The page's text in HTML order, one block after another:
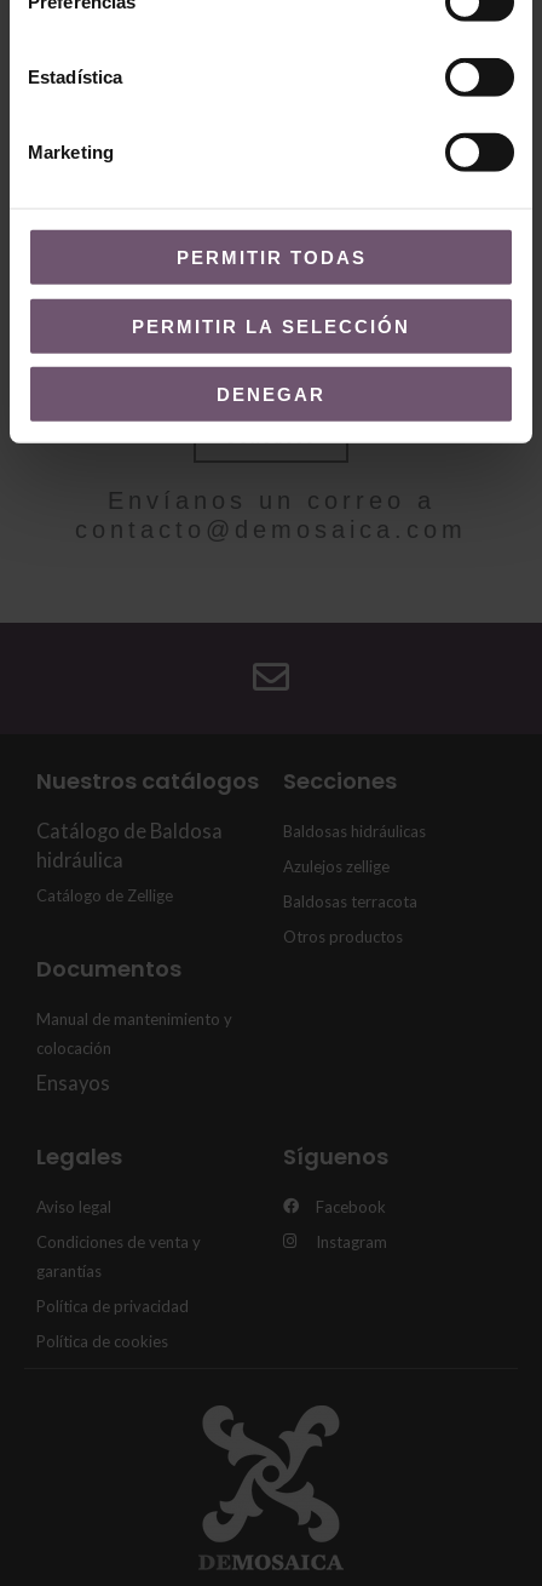
Estadística
Marketing
PERMITIR TODAS
PERMITIR LA SELECCIÓN
DENEGAR
none
Zellige en stock - none
¿QUIERES MÁS INFORMACIÓN?
Contacto
Envíanos un correo a
contacto@demosaica.com
Nuestros catálogos
Catálogo de Baldosa
hidráulica
Catálogo de Zellige
Documentos
Manual de mantenimiento y
colocación
Ensayos
Secciones
Baldosas hidráulicas
Azulejos zellige
Baldosas terracota
Otros productos
Legales
Aviso legal
Condiciones de venta y
garantías
Política de privacidad
Política de cookies
Síguenos
Facebook
Instagram